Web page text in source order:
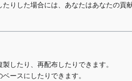
りした場合には、あなたはあなたの貢
したり、再配布したりできます。
ースにしたりできます。